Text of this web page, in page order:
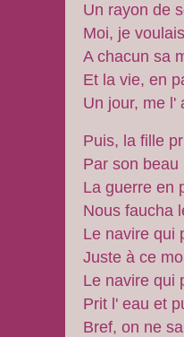
Un rayon de
Moi, je
A chacun sa
Et la vie, en
Un jour, me l'
Puis, la fille
Par son beau
La guerre en
Nous faucha
Le navire qui
Juste à ce
Le navire qui
Prit l' eau et
Bref, on ne